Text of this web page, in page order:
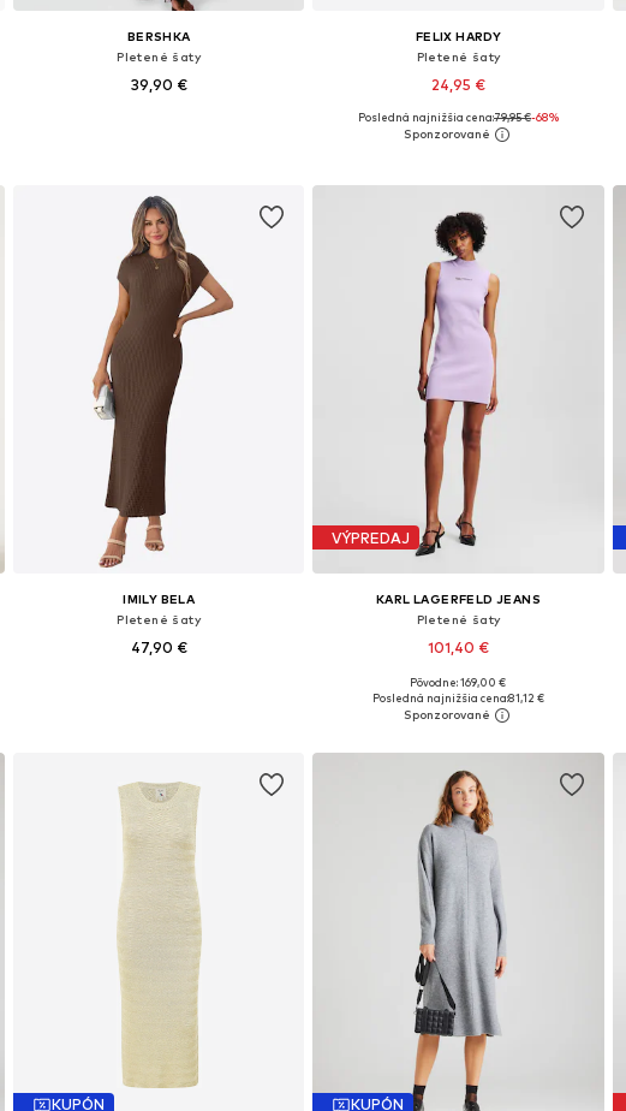
BERSHKA
Pletené šaty
39,90 €
FELIX HARDY
Pletené šaty
24,95 €
+3
Dostupné veľkosti: S, M, L, XL
Posledná najnižšia cena:79,95 €-68%
IMILY BELA
Pletené šaty
47,90 €
VÝPREDAJ
KARL LAGERFELD JEANS
Pletené šaty
101,40 €
Dostupné veľkosti: S, M, L, XL
Pridať do košíka
Pôvodne: 169,00 €
Posledná najnižšia cena:81,12 €
KUPÓN KUPÓN